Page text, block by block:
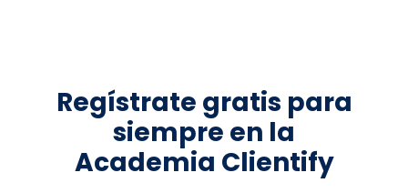
Regístrate gratis para
siempre en la
Academia Clientify